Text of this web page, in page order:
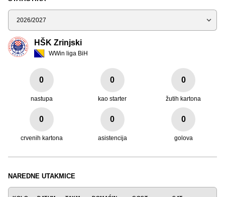
Sezona
HŠK Zrinjski
WWin liga BiH
0
nastupa
0
kao starter
0
žutih kartona
0
crvenih kartona
0
asistencija
0
golova
NAREDNE UTAKMICE